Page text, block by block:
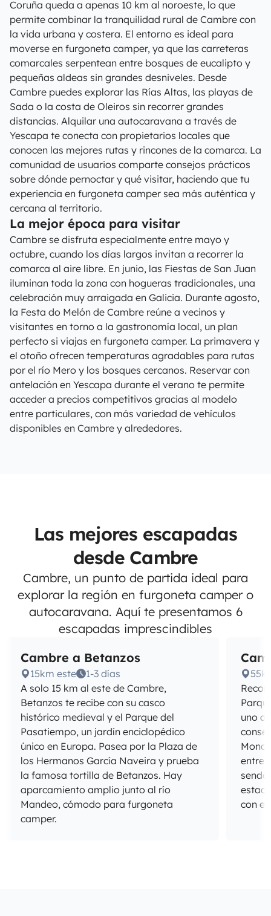
Coruña queda a apenas 10 km al noroeste, lo que
permite combinar la tranquilidad rural de Cambre con
la vida urbana y costera. El entorno es ideal para
moverse en furgoneta camper, ya que las carreteras
comarcales serpentean entre bosques de eucalipto y
pequeñas aldeas sin grandes desniveles. Desde
Cambre puedes explorar las Rías Altas, las playas de
Sada o la costa de Oleiros sin recorrer grandes
distancias. Alquilar una autocaravana a través de
Yescapa te conecta con propietarios locales que
conocen las mejores rutas y rincones de la comarca. La
comunidad de usuarios comparte consejos prácticos
sobre dónde pernoctar y qué visitar, haciendo que tu
experiencia en furgoneta camper sea más auténtica y
cercana al territorio.
La mejor época para visitar
Cambre se disfruta especialmente entre mayo y
octubre, cuando los días largos invitan a recorrer la
comarca al aire libre. En junio, las Fiestas de San Juan
iluminan toda la zona con hogueras tradicionales, una
celebración muy arraigada en Galicia. Durante agosto,
la Festa do Melón de Cambre reúne a vecinos y
visitantes en torno a la gastronomía local, un plan
perfecto si viajas en furgoneta camper. La primavera y
el otoño ofrecen temperaturas agradables para rutas
por el río Mero y los bosques cercanos. Reservar con
antelación en Yescapa durante el verano te permite
acceder a precios competitivos gracias al modelo
entre particulares, con más variedad de vehículos
disponibles en Cambre y alrededores.
Las mejores escapadas
desde Cambre
Cambre, un punto de partida ideal para
explorar la región en furgoneta camper o
autocaravana. Aquí te presentamos 6
escapadas imprescindibles
Cambre a Betanzos
15km este
1-3 días
A solo 15 km al este de Cambre,
Betanzos te recibe con su casco
histórico medieval y el Parque del
Pasatiempo, un jardín enciclopédico
único en Europa. Pasea por la Plaza de
los Hermanos García Naveira y prueba
la famosa tortilla de Betanzos. Hay
aparcamiento amplio junto al río
Mandeo, cómodo para furgoneta
camper.
uno
entre
con